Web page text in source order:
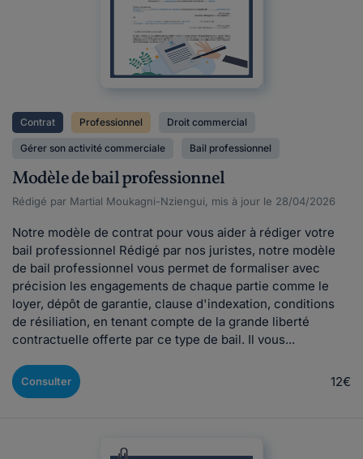
Contrat Professionnel Droit commercial
Gérer son activité commerciale Bail professionnel
Modèle de bail professionnel
Rédigé par Martial Moukagni-Nziengui, mis à jour le 28/04/2026
Notre modèle de contrat pour vous aider à rédiger votre
bail professionnel Rédigé par nos juristes, notre modèle
de bail professionnel vous permet de formaliser avec
précision les engagements de chaque partie comme le
loyer, dépôt de garantie, clause d'indexation, conditions
de résiliation, en tenant compte de la grande liberté
contractuelle offerte par ce type de bail. Il vous...
Consulter 12€